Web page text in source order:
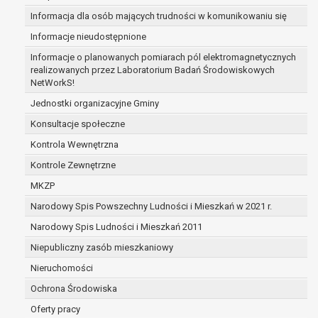
Informacja dla osób mających trudności w komunikowaniu się
Informacje nieudostępnione
Informacje o planowanych pomiarach pól elektromagnetycznych
realizowanych przez Laboratorium Badań Środowiskowych
NetWorkS!
Jednostki organizacyjne Gminy
Konsultacje społeczne
Kontrola Wewnętrzna
Kontrole Zewnętrzne
MKZP
Narodowy Spis Powszechny Ludności i Mieszkań w 2021 r.
Narodowy Spis Ludności i Mieszkań 2011
Niepubliczny zasób mieszkaniowy
Nieruchomości
Ochrona Środowiska
Oferty pracy
prawo do żądania usunięcia danych osobowych
bycia zapomnianym) na podstawie art. 17 RODO, w
gdy:
dane nie są już niezbędne do celów, dla
zebrane lub w inny sposób przetwarzane,
osoba, której dane dotyczą, wniosła sprzeciw
przetwarzania danych osobowych,
osoba, której dane dotyczą wycofała zgodę
przetwarzanie danych osobowych, która jest
przetwarzania danych i nie ma innej
przetwarzania danych,
dane osobowe muszą być usunięte w celu
się z obowiązku wynikającego z przepisów
prawo do żądania ograniczenia przetwarzania
osobowych na podstawie art. 18 RODO, w
danych osobowych – na okres pozwalający
administratorowi sprawdzić prawidłowość